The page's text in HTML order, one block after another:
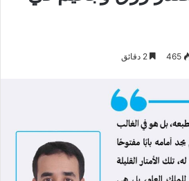
465